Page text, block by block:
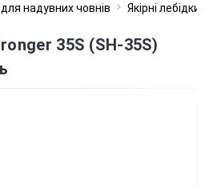
надувних човнів Якірні лебідки
35S (SH-35S)